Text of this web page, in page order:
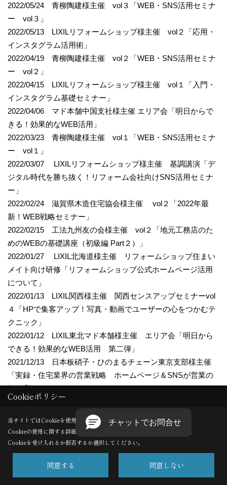
2022/05/24 青柳陶建様主催 vol３「WEB・SNS活用セミナ
ー vol３」
2022/05/13 LIXILリフォームショップ様主催 vol２「応用・
インスタグラム活用術」
2022/04/19 青柳陶建様主催 vol２「WEB・SNS活用セミナ
ー vol２」
2022/04/15 LIXILリフォームショップ様主催 vol１「入門・
インスタグラム基礎セミナー」
2022/04/06 マド本舗中国支社様主催 エリア会「明日からで
きる！効果的なWEB活用」
2022/03/23 青柳陶建様主催 vol１「WEB・SNS活用セミナ
ー vol１」
2022/03/07 LIXILリフォームショップ様主催 基調講演「デ
ジタル時代を勝ち抜く！リフォーム会社向けSNS活用セミナ
ー」
2022/02/24 滋賀県木造住宅協会様主催 vol２「2022年最
新！WEB戦略セミナー」
2022/02/15 工法九州友の会様主催 vol２「地元工務店のた
めのWEBの基礎講座（初級編 Part２）」
2022/01/27 LIXIL北海道様主催 リフォームショップ住まい
メイト向け研修「リフォームショップ公式ホームページ活用
について」
2022/01/13 LIXIL関西様主催 関西センスアップセミナーvol
４「HPで集客アップ！写真・動画でユーザーの心をつかむテ
クニック」
2022/01/12 LIXIL東北マド本舗様主催 エリア会「明日から
できる！効果的なWEB活用 第二弾」
2021/12/13 日本板硝子・ひのまるチェーン東京支部様主催
「実録・住宅業界の営業戦略 ホームページ＆SNSが営業の
何を変えたのか」
2021/12/03 LIXIL様主催 LIXILアカデミー「住宅会社のため
2021/11/11 京都木の家ネットワーク様主催「地域工務店 最
前線のWEB戦略」
2021/09/09 中四国ブロック会様主催「住宅業界における
WEB、SNSと動画の今 ー 進化する活用実態と成果 ー」
Cookieポリシー
当サイトではCookieを使用します。
Cookieの使用に関する詳細は 「プライバシーポリシー
」をご覧ください。
Cookieを受け入れるか拒否するか選択してください。
同意する 同意しない